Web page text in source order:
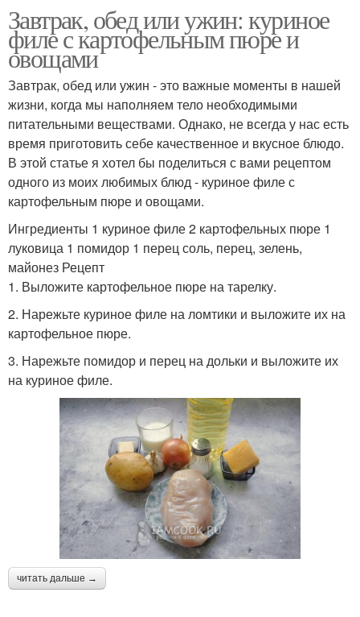
Завтрак, обед или ужин: куриное
филе с картофельным пюре и
овощами
Завтрак, обед или ужин - это важные моменты в нашей
жизни, когда мы наполняем тело необходимыми
питательными веществами. Однако, не всегда у нас есть
время приготовить себе качественное и вкусное блюдо.
В этой статье я хотел бы поделиться с вами рецептом
одного из моих любимых блюд - куриное филе с
картофельным пюре и овощами.
Ингредиенты 1 куриное филе 2 картофельных пюре 1
луковица 1 помидор 1 перец соль, перец, зелень,
майонез Рецепт
1. Выложите картофельное пюре на тарелку.
2. Нарежьте куриное филе на ломтики и выложите их на
картофельное пюре.
3. Нарежьте помидор и перец на дольки и выложите их
на куриное филе.
читать дальше →